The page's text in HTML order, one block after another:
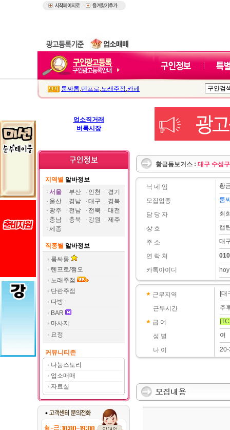
룸싸롱,텐프로,노래주점 ,카페
업소직거래
벼룩시장
지역별 알바정보
서울
부산 인천
경기
울산
경남 대구
경북
광주
전남 전북
대전
충남
충북 강원
제주
세종
직종별 알바정보
룸싸롱
텐프로/쩜오
노래주점
단란주점
다방
BAR
마사지
요정
커뮤니티존
나눔스토리
업소매매
자료실
황금동보거스 : 대구 수성
닉 네 임
모집업종
담 당 자
상 호
주 소
연 락 처
카톡아이디
황
룸
최
캡
대
근무지역
근무시간
급 여
성 별
나 이
[대
추
여